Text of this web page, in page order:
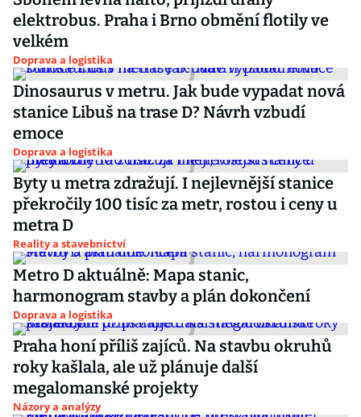
elektrobus. Praha i Brno obmění flotily ve
velkém
Doprava a logistika
Dinosaurus v metru. Jak bude vypadat nová
stanice Libuš na trase D? Návrh vzbudí
emoce
Doprava a logistika
Byty u metra zdražují. I nejlevnější stanice
překročily 100 tisíc za metr, rostou i ceny u
metra D
Reality a stavebnictví
Metro D aktuálně: Mapa stanic,
harmonogram stavby a plán dokončení
Doprava a logistika
Praha honí příliš zajíců. Na stavbu okruhů
roky kašlala, ale už plánuje další
megalomanské projekty
Názory a analýzy